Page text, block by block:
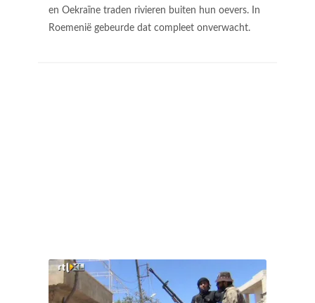
en Oekraïne traden rivieren buiten hun oevers. In
Roemenië gebeurde dat compleet onverwacht.